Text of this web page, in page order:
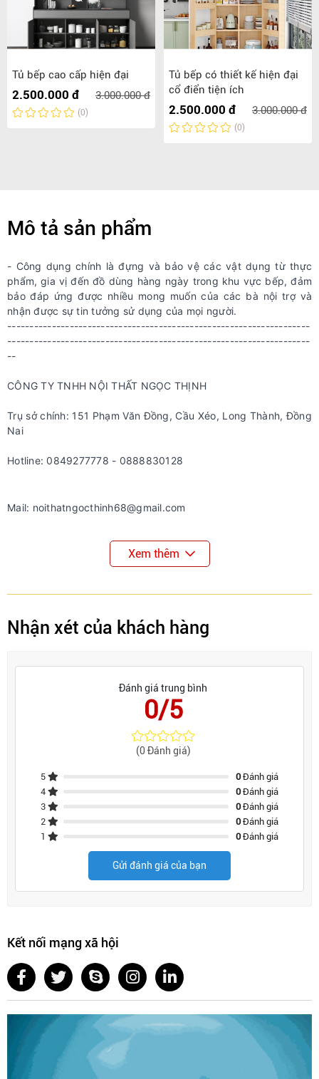
Tủ bếp cao cấp hiện đại
2.500.000 đ 3.000.000 đ
(0)
Tủ bếp có thiết kế hiện đại
cổ điển tiện ích
2.500.000 đ 3.000.000 đ
(0)
Mô tả sản phẩm
- Công dụng chính là đựng và bảo vệ các vật dụng từ thực
phẩm, gia vị đến đồ dùng hàng ngày trong khu vực bếp, đảm
bảo đáp ứng được nhiều mong muốn của các bà nội trợ và
nhận được sự tin tưởng sử dụng của mọi người.
--------------------------------------------------------------------
--------------------------------------------------------------------
--
CÔNG TY TNHH NỘI THẤT NGỌC THỊNH
Trụ sở chính: 151 Phạm Văn Đồng, Cầu Xéo, Long Thành, Đồng
Nai
Hotline: 0849277778 - 0888830128
Mail: noithatngocthinh68@gmail.com
Xem thêm
Nhận xét của khách hàng
Đánh giá trung bình
0/5
(0 Đánh giá)
5 0Đánh giá
4
0Đánh giá
3
0Đánh giá
2
0Đánh giá
1
0Đánh giá
Gửi đánh giá của bạn
Kết nối mạng xã hội